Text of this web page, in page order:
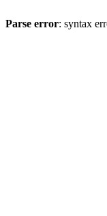
Parse error: syntax